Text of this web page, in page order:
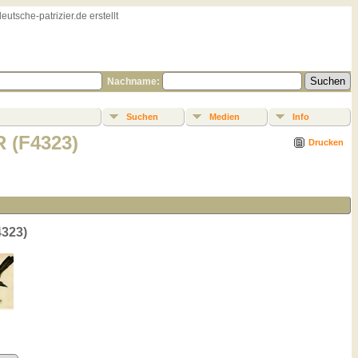
patrizier.de erstellt
Nachname:
Suchen Medien Info
Drucken
(F4323)